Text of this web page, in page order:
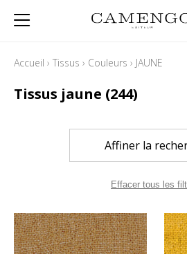
Accueil › Tissus › Couleurs › JAUNE
Tissus jaune (244)
Affiner la
Effacer tous les